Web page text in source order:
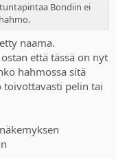
Bondiin ei
naama.
että tässä on nyt
hahmossa sitä
pelin tai